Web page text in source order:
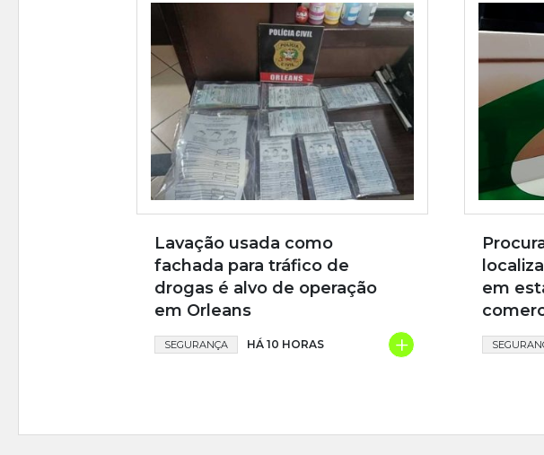
Lavação usada como
fachada para tráfico de
drogas é alvo de operação
em Orleans
SEGURANÇA HÁ 10 HORAS +
em